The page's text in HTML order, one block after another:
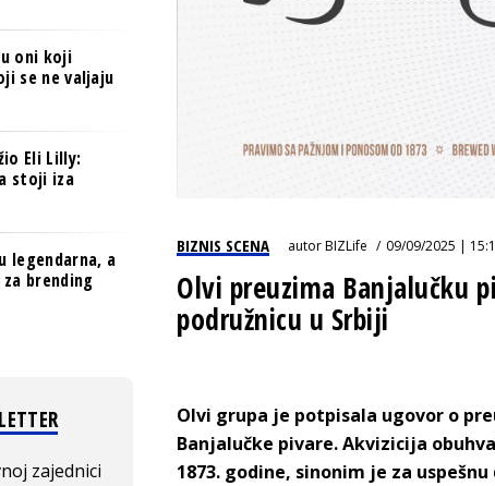
PULS REGIONA
NOVO NA RAFU
BIZNIS SCENA autorBIZLife 09/09/2025 |
Olvi preuzima Banjalučku
podružnicu u Srbiji
Olvi grupa je potpisala ugovor o
Banjalučke pivare. Akvizicija
1873. godine, sinonim je za
oni koji
se ne valjaju
Eli Lilly:
stoji iza
legendarna, a
brending
zajednici